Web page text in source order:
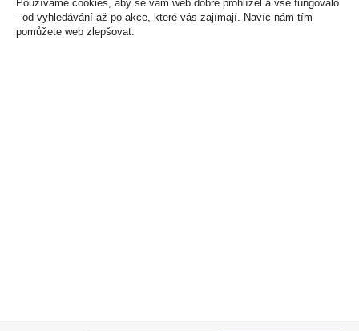
Používáme cookies, aby se vám web dobře prohlížel a vše fungovalo
- od vyhledávání až po akce, které vás zajímají. Navíc nám tím
pomůžete web zlepšovat.